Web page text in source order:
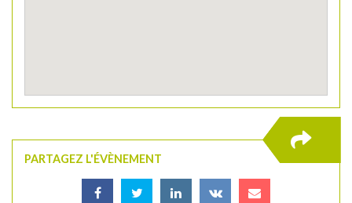
PARTAGEZ L'ÉVÈNEMENT